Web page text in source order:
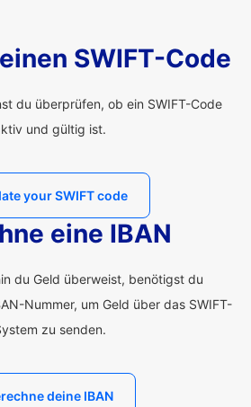
SWIFT-Code
du überprüfen, ob ein SWIFT-Code
und gültig ist.
your SWIFT code
eine IBAN
du Geld überweist, benötigst du
Nummer, um Geld über das SWIFT-
zu senden.
deine IBAN